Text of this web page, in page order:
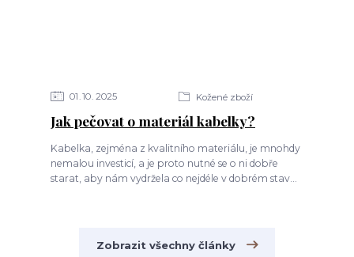
01 10 2025 Kožené zboží
Jak pečovat o materiál kabelky?
Kabelka, zejména z kvalitního materiálu, je mnohdy
nemalou investicí, a je proto nutné se o ni dobře
starat, aby nám vydržela co nejdéle v dobrém stav...
Zobrazit všechny články